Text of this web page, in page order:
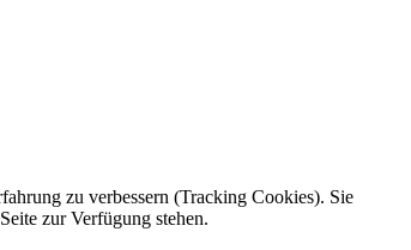
zu verbessern (Tracking Cookies). Sie
zur Verfügung stehen.